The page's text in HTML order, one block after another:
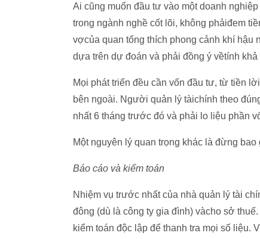
Ai cũng muốn đầu tư vào một doanh
trong ngành nghề cốt lõi, không phảiđem
vợcủa quan tổng thích phong cảnh khí
dựa trên dự đoán và phải đồng ý vềtính khả
Mọi phát triển đều cần vốn đầu tư, từ tiền
bên ngoài. Người quản lý tàichính theo
nhất 6 tháng trước đó và phải lo liệu phần
Một nguyên lý quan trọng khác là đừng
Báo cáo và kiểm toán
Nhiệm vụ trước nhất của nhà quản lý tài
đông (dù là công ty gia đình) vàcho sở
kiểm toán độc lập để thanh tra mọi số liệu.